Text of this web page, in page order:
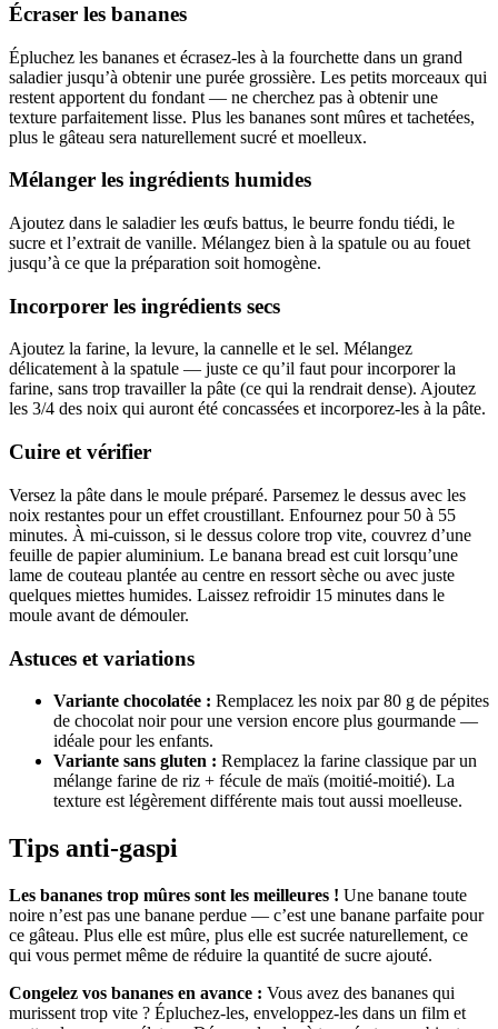
Écraser les bananes
Épluchez les bananes et écrasez-les à la fourchette dans un grand
saladier jusqu’à obtenir une purée grossière. Les petits morceaux qui
restent apportent du fondant — ne cherchez pas à obtenir une
texture parfaitement lisse. Plus les bananes sont mûres et tachetées,
plus le gâteau sera naturellement sucré et moelleux.
Mélanger les ingrédients humides
Ajoutez dans le saladier les œufs battus, le beurre fondu tiédi, le
sucre et l’extrait de vanille. Mélangez bien à la spatule ou au fouet
jusqu’à ce que la préparation soit homogène.
Incorporer les ingrédients secs
Ajoutez la farine, la levure, la cannelle et le sel. Mélangez
délicatement à la spatule — juste ce qu’il faut pour incorporer la
farine, sans trop travailler la pâte (ce qui la rendrait dense). Ajoutez
les 3/4 des noix qui auront été concassées et incorporez-les à la pâte.
Cuire et vérifier
Versez la pâte dans le moule préparé. Parsemez le dessus avec les
noix restantes pour un effet croustillant. Enfournez pour 50 à 55
minutes. À mi-cuisson, si le dessus colore trop vite, couvrez d’une
feuille de papier aluminium. Le banana bread est cuit lorsqu’une
lame de couteau plantée au centre en ressort sèche ou avec juste
quelques miettes humides. Laissez refroidir 15 minutes dans le
moule avant de démouler.
Astuces et variations
Variante chocolatée : Remplacez les noix par 80 g de pépites
de chocolat noir pour une version encore plus gourmande —
idéale pour les enfants.
Variante sans gluten : Remplacez la farine classique par un
mélange farine de riz + fécule de maïs (moitié-moitié). La
texture est légèrement différente mais tout aussi moelleuse.
Tips anti-gaspi
Les bananes trop mûres sont les meilleures ! Une banane toute
noire n’est pas une banane perdue — c’est une banane parfaite pour
ce gâteau. Plus elle est mûre, plus elle est sucrée naturellement, ce
qui vous permet même de réduire la quantité de sucre ajouté.
Congelez vos bananes en avance : Vous avez des bananes qui
murissent trop vite ? Épluchez-les, enveloppez-les dans un film et